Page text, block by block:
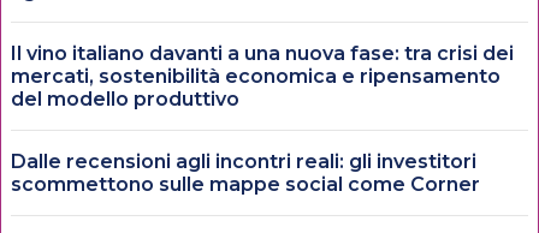
Il vino italiano davanti a una nuova fase: tra crisi dei
mercati, sostenibilità economica e ripensamento
del modello produttivo
Dalle recensioni agli incontri reali: gli investitori
scommettono sulle mappe social come Corner